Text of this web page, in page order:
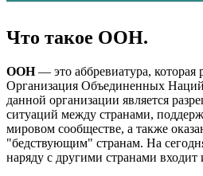
Что такое ООН.
ООН— это аббревиатура, которая
Организация Объединенных
данной организации является
ситуаций между странами,
мировом сообществе, а также
"бедствующим" странам. На
наряду с другими странами входит